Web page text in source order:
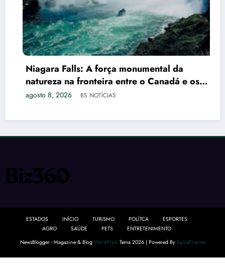
Niagara Falls: A força monumental da
natureza na fronteira entre o Canadá e os
EUA
agosto 8, 2026 BS NOTÍCIAS
ESTADOS INÍCIO TURISMO POLÍTCA
ESPORTES
AGRO
SAÚDE PETS
ENTRETENIMENTO
NewsBlogger - Magazine & Blog WordPressTema 2026 | Powered By SpiceThemes